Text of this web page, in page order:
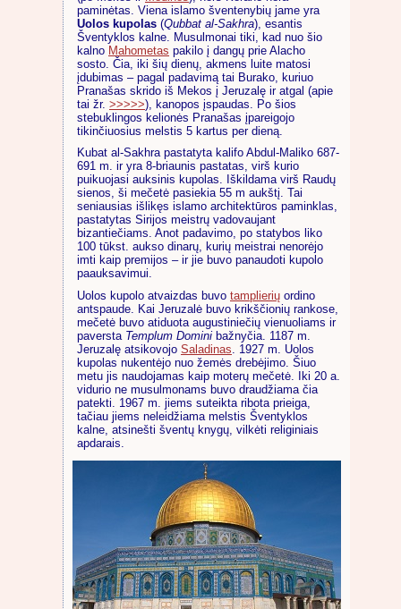
paminėtas. Viena islamo šventenybių jame yra
Uolos kupolas (Qubbat al-Sakhra), esantis
Šventyklos kalne. Musulmonai tiki, kad nuo šio
kalno Mahometas pakilo į dangų prie Alacho
sosto. Čia, iki šių dienų, akmens luite matosi
įdubimas – pagal padavimą tai Burako, kuriuo
Pranašas skrido iš Mekos į Jeruzalę ir atgal (apie
tai žr. >>>>>), kanopos įspaudas. Po šios
stebuklingos kelionės Pranašas įpareigojo
tikinčiuosius melstis 5 kartus per dieną.
Kubat al-Sakhra pastatyta kalifo Abdul-Maliko 687-
691 m. ir yra 8-briaunis pastatas, virš kurio
puikuojasi auksinis kupolas. Iškildama virš Raudų
sienos, ši mečetė pasiekia 55 m aukštį. Tai
seniausias išlikęs islamo architektūros paminklas,
pastatytas Sirijos meistrų vadovaujant
bizantiečiams. Anot padavimo, po statybos liko
100 tūkst. aukso dinarų, kurių meistrai nenorėjo
imti kaip premijos – ir jie buvo panaudoti kupolo
paauksavimui.
Uolos kupolo atvaizdas buvo tamplierių ordino
antspaude. Kai Jeruzalė buvo krikščionių rankose,
mečetė buvo atiduota augustiniečių vienuoliams ir
paversta Templum Domini bažnyčia. 1187 m.
Jeruzalę atsikovojo Saladinas . 1927 m. Uolos
kupolas nukentėjo nuo žemės drebėjimo. Šiuo
metu jis naudojamas kaip moterų mečetė. Iki 20 a.
vidurio ne musulmonams buvo draudžiama čia
patekti. 1967 m. jiems suteikta ribota prieiga,
tačiau jiems neleidžiama melstis Šventyklos
kalne, atsinešti šventų knygų, vilkėti religiniais
apdarais.